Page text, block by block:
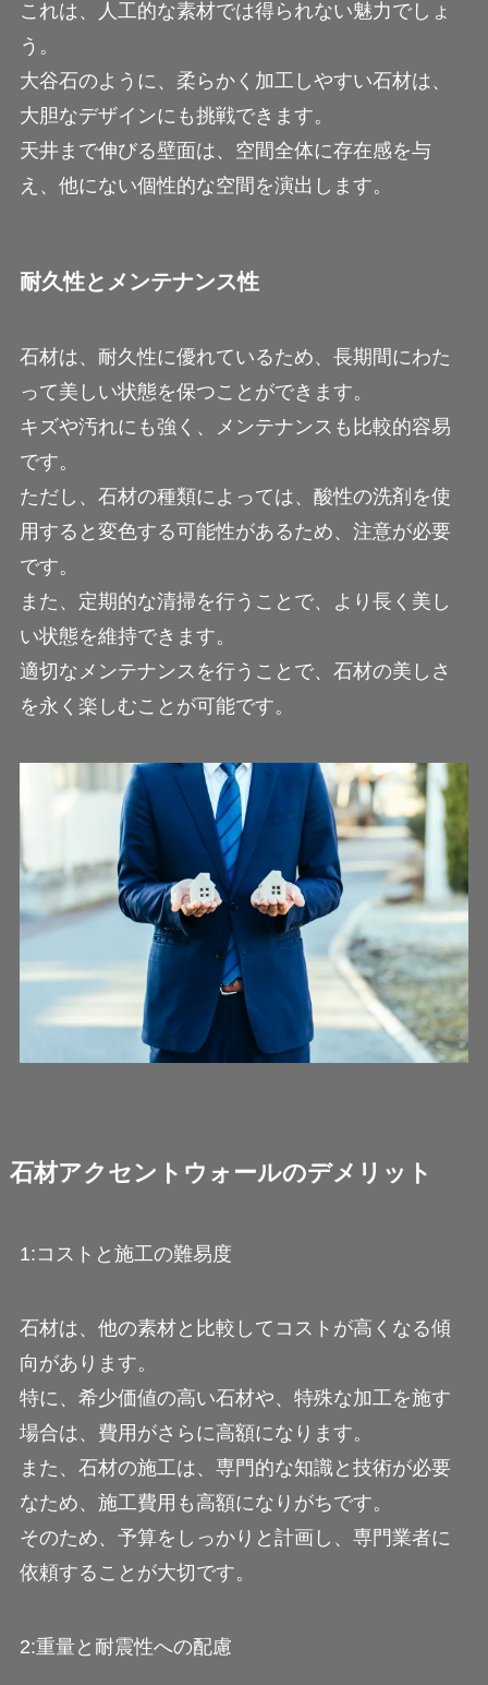
これは、人工的な素材では得られない魅力でしょ
う。
大谷石のように、柔らかく加工しやすい石材は、
大胆なデザインにも挑戦できます。
天井まで伸びる壁面は、空間全体に存在感を与
え、他にない個性的な空間を演出します。
耐久性とメンテナンス性
石材は、耐久性に優れているため、長期間にわた
って美しい状態を保つことができます。
キズや汚れにも強く、メンテナンスも比較的容易
です。
ただし、石材の種類によっては、酸性の洗剤を使
用すると変色する可能性があるため、注意が必要
です。
また、定期的な清掃を行うことで、より長く美し
い状態を維持できます。
適切なメンテナンスを行うことで、石材の美しさ
を永く楽しむことが可能です。
石材アクセントウォールのデメリット
1:コストと施工の難易度
石材は、他の素材と比較してコストが高くなる傾
向があります。
特に、希少価値の高い石材や、特殊な加工を施す
場合は、費用がさらに高額になります。
また、石材の施工は、専門的な知識と技術が必要
なため、施工費用も高額になりがちです。
そのため、予算をしっかりと計画し、専門業者に
依頼することが大切です。
2:重量と耐震性への配慮